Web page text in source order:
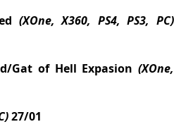
(XOne, X360, PS4, PS3, PC)
Gat of Hell Expasion (XOne,
27/01